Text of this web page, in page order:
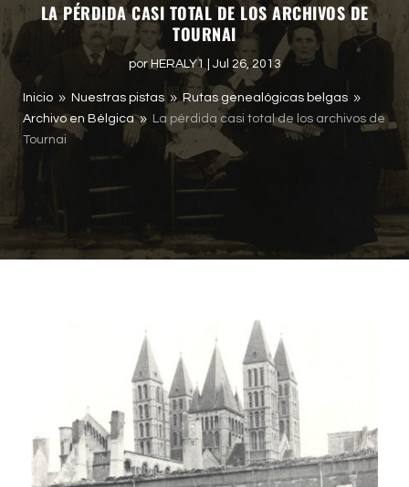
LA PÉRDIDA CASI TOTAL DE LOS ARCHIVOS DE
TOURNAI
por HERALY1 Jul 26, 2013
Inicio 9 Nuestras pistas 9 Rutas genealógicas belgas 9
Archivo en Bélgica 9 La pérdida casi total de los archivos de
Tournai